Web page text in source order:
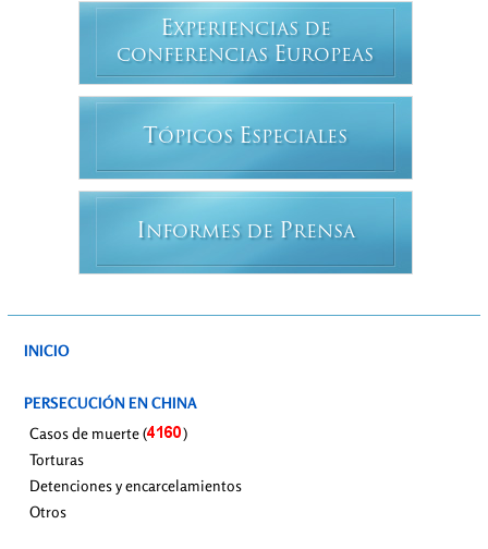
EXPERIENCIAS DE
CONFERENCIAS EUROPEAS
T ÓPICOS ESPECIALES
INFORMES DE PRENSA
INICIO
PERSECUCIÓN EN CHINA
Casos de muerte (
)
Torturas
Detenciones y encarcelamientos
Otros